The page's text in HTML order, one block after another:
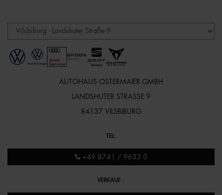
AUTOHAUS OSTERMAIER GMBH
LANDSHUTER STRASSE 9
84137 VILSBIBURG
TEL :
+49 8741 / 9633 0
VERKAUF :